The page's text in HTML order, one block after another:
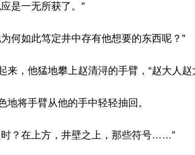
是一无所获了。”
何如此笃定井中存有他想要的东西呢？”
，他猛地攀上赵清浔的手臂，“赵大人赵
将手臂从他的手中轻轻抽回。
？在上方，井壁之上，那些符号……”